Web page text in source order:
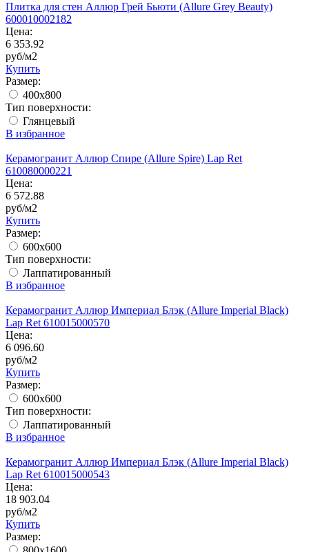
Плитка для стен Аллюр Грей Бьюти (Allure Grey Beauty)
600010002182
Цена:
6 353.92
руб/м2
Купить
Размер:
400х800
Тип поверхности:
Глянцевый
В избранное
Керамогранит Аллюр Спире (Allure Spire) Lap Ret
610080000221
Цена:
6 572.88
руб/м2
Купить
Размер:
600x600
Тип поверхности:
Лаппатированный
В избранное
Керамогранит Аллюр Империал Блэк (Allure Imperial Black)
Lap Ret 610015000570
Цена:
6 096.60
руб/м2
Купить
Размер:
600x600
Тип поверхности:
Лаппатированный
В избранное
Керамогранит Аллюр Империал Блэк (Allure Imperial Black)
Lap Ret 610015000543
Цена:
18 903.04
руб/м2
Купить
Размер: